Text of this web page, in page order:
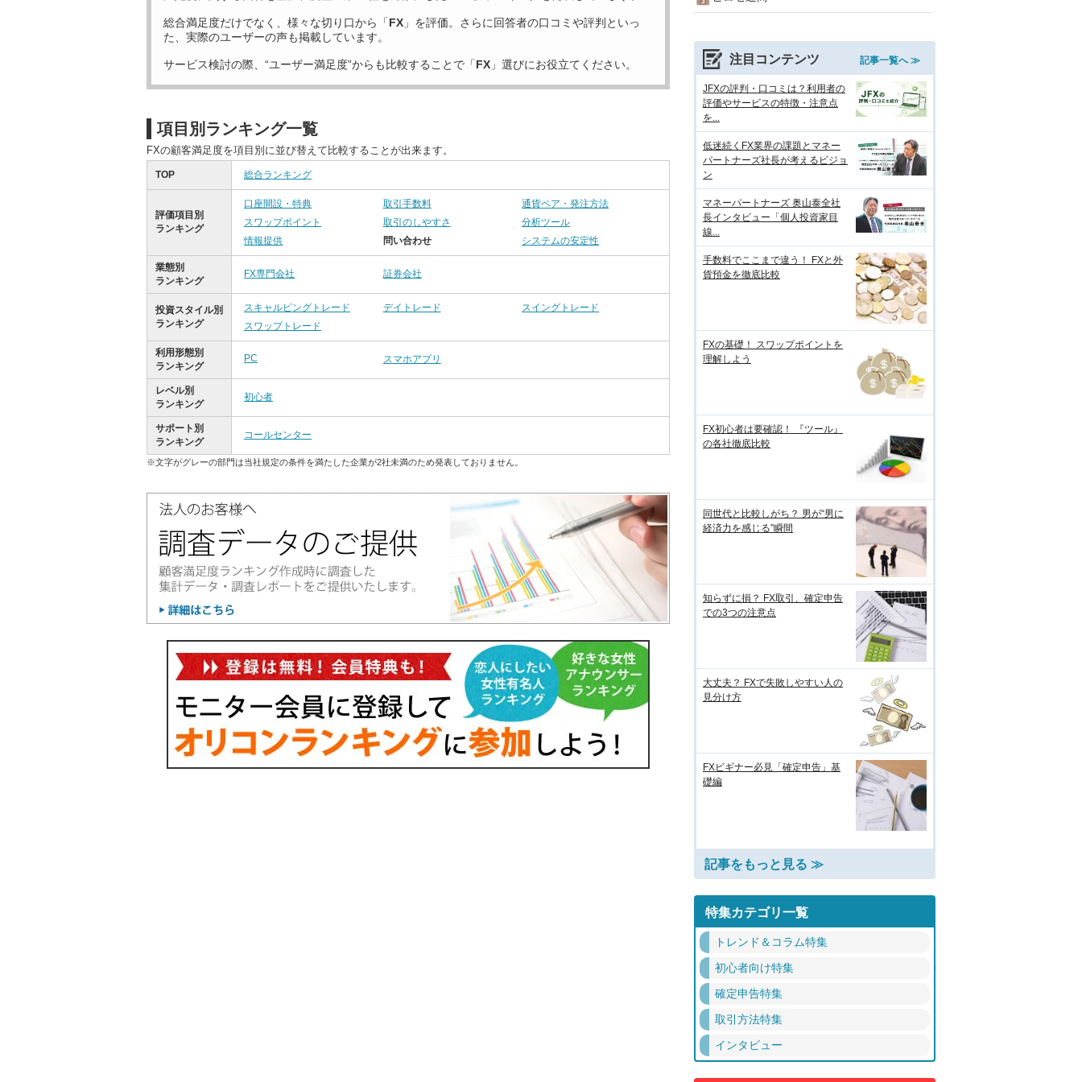
総合満足度だけでなく、様々な切り口から「FX 」を評価。さらに回答者の口コミや評判といっ
た、実際のユーザーの声も掲載しています。
サービス検討の際、“ユーザー満足度”からも比較することで「FX 」選びにお役立てください。
項目別ランキング一覧
FXの顧客満足度を項目別に並び替えて比較することが出来ます。
TOP 総合ランキング
評価項目別
ランキング
口座開設・特典 取引手数料
通貨ペア・発注方法
スワップポイント
取引のしやすさ
分析ツール
情報提供
問い合わせ システムの安定性
業態別
ランキング
FX専門会社 証券会社
投資スタイル別
ランキング
スキャルピングトレード デイトレード
スイングトレード
スワップトレード
利用形態別
ランキング
PC スマホアプリ
レベル別
ランキング
初心者
サポート別
ランキング
コールセンター
※文字がグレーの部門は当社規定の条件を満たした企業が2社未満のため発表しておりません。
注目コンテンツ 記事一覧へ ≫
JFXの評判・口コミは？利用者の
評価やサービスの特徴・注意点
を...
低迷続くFX業界の課題とマネー
パートナーズ社長が考えるビジョ
ン
マネーパートナーズ 奥山泰全社
長インタビュー「個人投資家目
線...
手数料でここまで違う！ FXと外
貨預金を徹底比較
FXの基礎！ スワップポイントを
理解しよう
FX初心者は要確認！ 『ツール』
の各社徹底比較
同世代と比較しがち？ 男が“男に
経済力を感じる”瞬間
知らずに損？ FX取引、確定申告
での3つの注意点
大丈夫？ FXで失敗しやすい人の
見分け方
FXビギナー必見「確定申告」基
礎編
記事をもっと見る ≫
特集カテゴリ一覧
トレンド＆コラム特集
初心者向け特集
確定申告特集
取引方法特集
インタビュー